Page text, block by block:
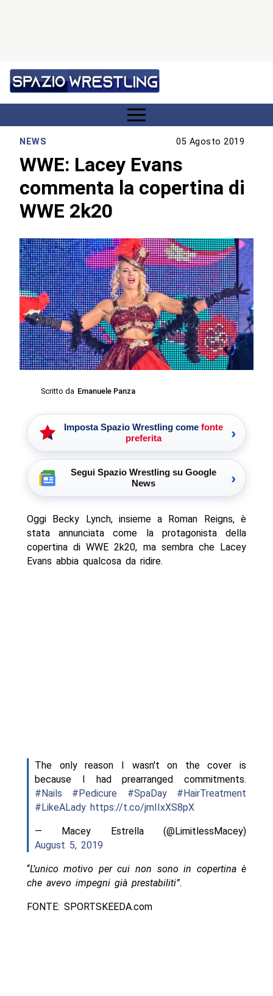
NEWS 05 Agosto 2019
WWE: Lacey Evans
commenta la copertina di
WWE 2k20
Scritto da Emanuele Panza
Imposta Spazio Wrestling come fonte
preferita
›
Segui Spazio Wrestling su Google
News
›
Oggi Becky Lynch, insieme a Roman Reigns, è
stata annunciata come la protagonista della
copertina di WWE 2k20, ma sembra che Lacey
Evans abbia qualcosa da ridire.
The only reason I wasn't on the cover is
because I had prearranged commitments.
#Nails
#Pedicure #SpaDay
#HairTreatment
#LikeALady https://t.co/jmIIxXS8pX
— Macey Estrella (@LimitlessMacey)
August 5, 2019
“L’unico motivo per cui non sono in copertina è
che avevo impegni già prestabiliti”.
FONTE: SPORTSKEEDA.com